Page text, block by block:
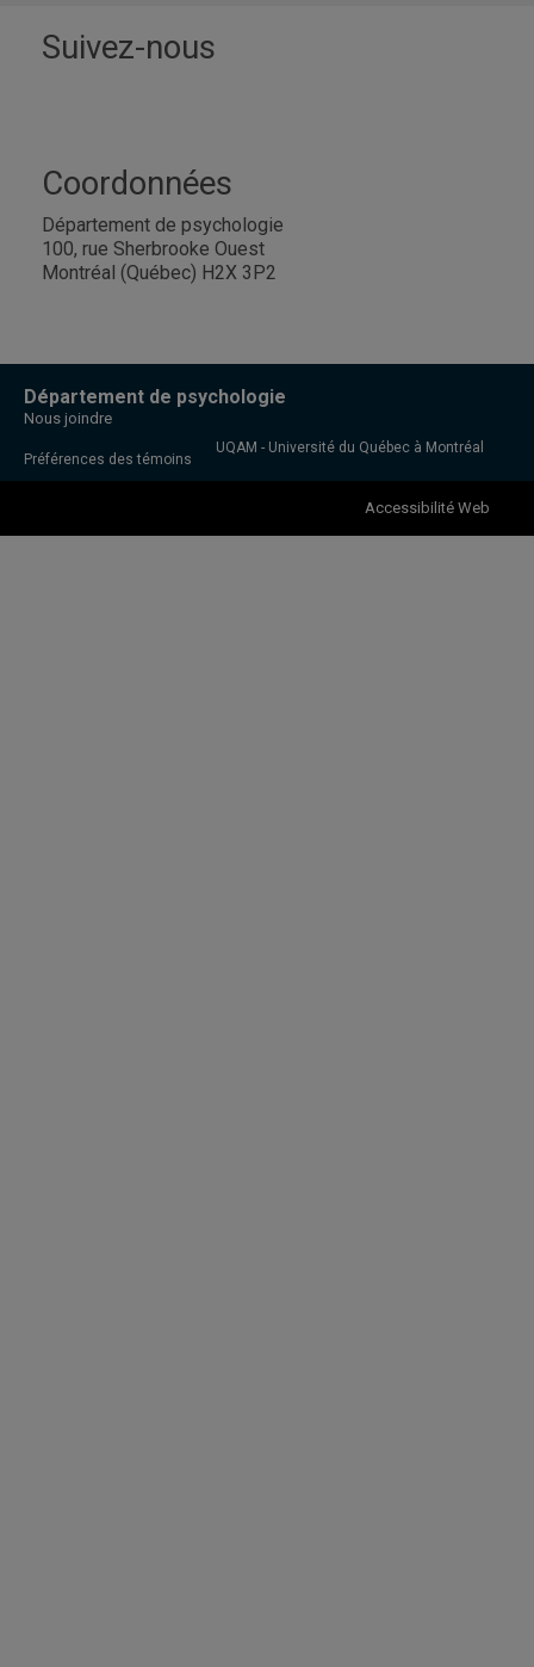
Suivez-nous
Coordonnées
Département de psychologie
100, rue Sherbrooke Ouest
Montréal (Québec) H2X 3P2
Département de psychologie
Nous joindre
Préférences des témoins
UQAM - Université du Québec à Montréal
Accessibilité Web